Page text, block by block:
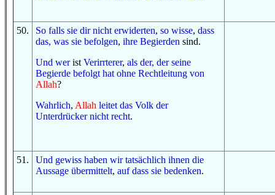
50. So falls sie dir nicht erwiderten, so wisse, dass
das, was sie befolgen, ihre Begierden sind.
Und werist Verirrterer, als der, der seine
Begierde befolgt hat ohne Rechtleitung von
Allah?
Wahrlich, Allah leitet das Volk der
Unterdrücker nicht recht.
51 . Und gewiss haben wir tatsächlich ihnen die
Aussage übermittelt, auf dass sie bedenken.